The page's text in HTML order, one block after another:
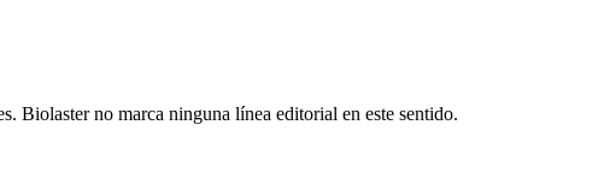
Biolaster no marca ninguna línea editorial en este sentido.